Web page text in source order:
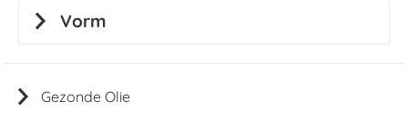
Gezonde Olie
Vorm